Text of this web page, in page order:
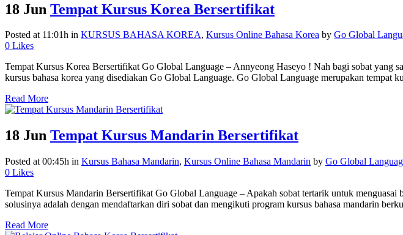
18 Jun Tempat Kursus Korea Bersertifikat
Posted at 11:01h in KURSUS BAHASA KOREA, Kursus Online Bahasa Korea by Go Global
0 Likes
Tempat Kursus Korea Bersertifikat Go Global Language – Annyeong Haseyo ! Nah bagi sobat yang
kursus bahasa korea yang disediakan Go Global Language. Go Global Language merupakan tempat
Read More
18 Jun Tempat Kursus Mandarin Bersertifikat
Posted at 00:45h in Kursus Bahasa Mandarin, Kursus Online Bahasa Mandarin by Go Global
0 Likes
Tempat Kursus Mandarin Bersertifikat Go Global Language – Apakah sobat tertarik untuk
solusinya adalah dengan mendaftarkan diri sobat dan mengikuti program kursus bahasa mandarin
Read More